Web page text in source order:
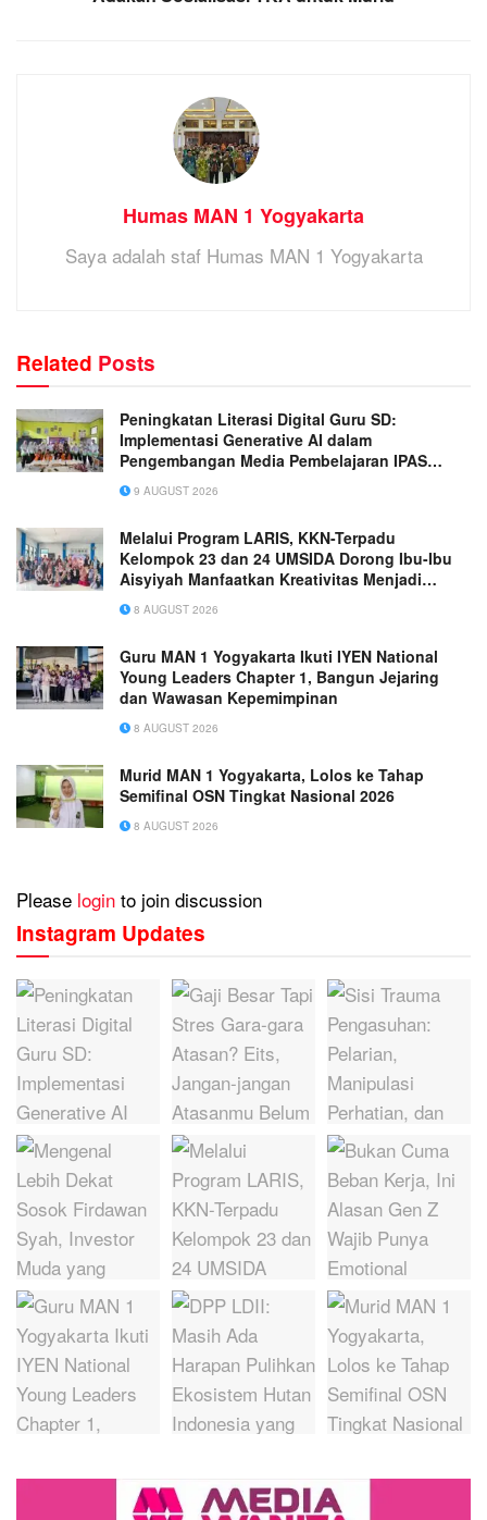
Humas MAN 1 Yogyakarta
Saya adalah staf Humas MAN 1 Yogyakarta
Related Posts
Peningkatan Literasi Digital Guru SD:
Implementasi Generative AI dalam
Pengembangan Media Pembelajaran IPAS
Terpadu yang Inovatif
9 AUGUST 2026
Melalui Program LARIS, KKN-Terpadu
Kelompok 23 dan 24 UMSIDA Dorong Ibu-Ibu
Aisyiyah Manfaatkan Kreativitas Menjadi
Peluang Usaha
8 AUGUST 2026
Guru MAN 1 Yogyakarta Ikuti IYEN National
Young Leaders Chapter 1, Bangun Jejaring
dan Wawasan Kepemimpinan
8 AUGUST 2026
Murid MAN 1 Yogyakarta, Lolos ke Tahap
Semifinal OSN Tingkat Nasional 2026
8 AUGUST 2026
Please login to join discussion
Instagram Updates